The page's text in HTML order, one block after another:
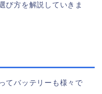
び方を解説していきま
てバッテリーも様々で